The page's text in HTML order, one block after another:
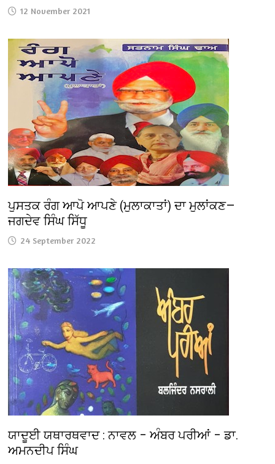
12 November 2021
ਪੁਸਤਕ ਰੰਗ ਆਪੋ ਆਪਣੇ (ਮੁਲਾਕਾਤਾਂ) ਦਾ ਮੁਲਾਂਕਣ—
ਜਗਦੇਵ ਸਿੰਘ ਸਿੱਧੂ
24 September 2022
ਯਾਦੂਈ ਯਥਾਰਥਵਾਦ : ਨਾਵਲ – ਅੰਬਰ ਪਰੀਆਂ – ਡਾ.
ਅਮਨਦੀਪ ਸਿੰਘ